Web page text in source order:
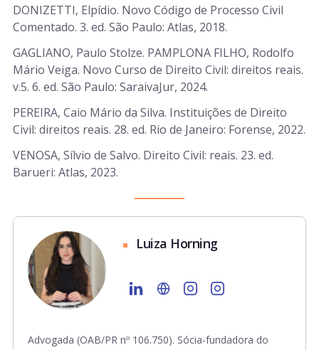
DONIZETTI, Elpídio. Novo Código de Processo Civil
Comentado. 3. ed. São Paulo: Atlas, 2018.
GAGLIANO, Paulo Stolze. PAMPLONA FILHO, Rodolfo
Mário Veiga. Novo Curso de Direito Civil: direitos reais.
v.5. 6. ed. São Paulo: SaraivaJur, 2024.
PEREIRA, Caio Mário da Silva. Instituições de Direito
Civil: direitos reais. 28. ed. Rio de Janeiro: Forense, 2022.
VENOSA, Sílvio de Salvo. Direito Civil: reais. 23. ed.
Barueri: Atlas, 2023.
Luiza Horning
Advogada (OAB/PR nº 106.750). Sócia-fundadora do